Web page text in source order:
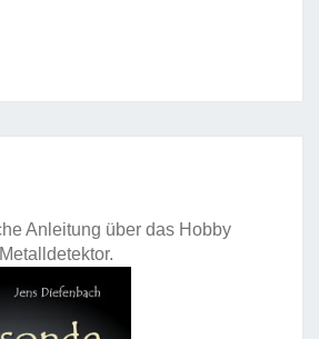
Anleitung über das Hobby